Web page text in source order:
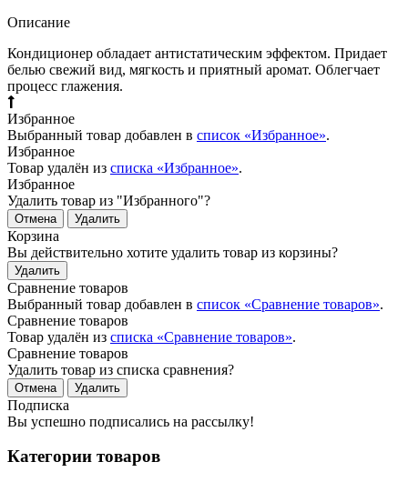
Описание
Кондиционер обладает антистатическим эффектом. Придает
белью свежий вид, мягкость и приятный аромат. Облегчает
процесс глажения.
Избранное
Выбранный товар добавлен в список «Избранное».
Избранное
Товар удалён из списка «Избранное».
Избранное
Удалить товар из "Избранного"?
Отмена Удалить
Корзина
Вы действительно хотите удалить товар из корзины?
Удалить
Сравнение товаров
Выбранный товар добавлен в список «Сравнение товаров».
Сравнение товаров
Товар удалён из списка «Сравнение товаров».
Сравнение товаров
Удалить товар из списка сравнения?
Отмена Удалить
Подписка
Вы успешно подписались на рассылку!
Категории товаров